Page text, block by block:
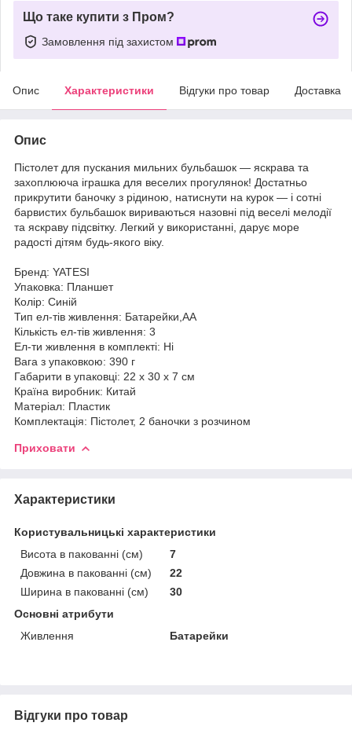
Що таке купити з Пром?
Замовлення під захистом
Опис Характеристики Відгуки про товар Доставка
Опис
Пістолет для пускания мильних бульбашок — яскрава та
захоплююча іграшка для веселих прогулянок! Достатньо
прикрутити баночку з рідиною, натиснути на курок — і сотні
барвистих бульбашок вириваються назовні під веселі мелодії
та яскраву підсвітку. Легкий у використанні, дарує море
радості дітям будь-якого віку.
Бренд: YATESI
Упаковка: Планшет
Колір: Синій
Тип ел-тів живлення: Батарейки,АА
Кількість ел-тів живлення: 3
Ел-ти живлення в комплекті: Ні
Вага з упаковкою: 390 г
Габарити в упаковці: 22 x 30 x 7 см
Країна виробник: Китай
Матеріал: Пластик
Комплектація: Пістолет, 2 баночки з розчином
Приховати
Характеристики
Користувальницькі характеристики
Висота в пакованні (см)
7
Довжина в пакованні (см)
22
Ширина в пакованні (см)
30
Основні атрибути
Живлення
Батарейки
Відгуки про товар